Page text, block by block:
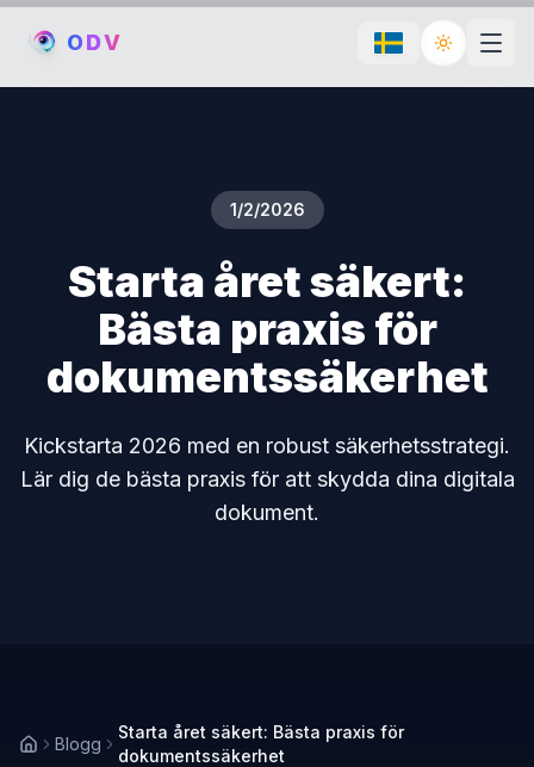
ODV Toggle
1/2/2026
Starta året säkert:
Bästa praxis för
dokumentssäkerhet
Kickstarta 2026 med en robust säkerhetsstrategi.
Lär dig de bästa praxis för att skydda dina digitala
dokument.
Blogg
Starta året säkert: Bästa praxis för
dokumentssäkerhet